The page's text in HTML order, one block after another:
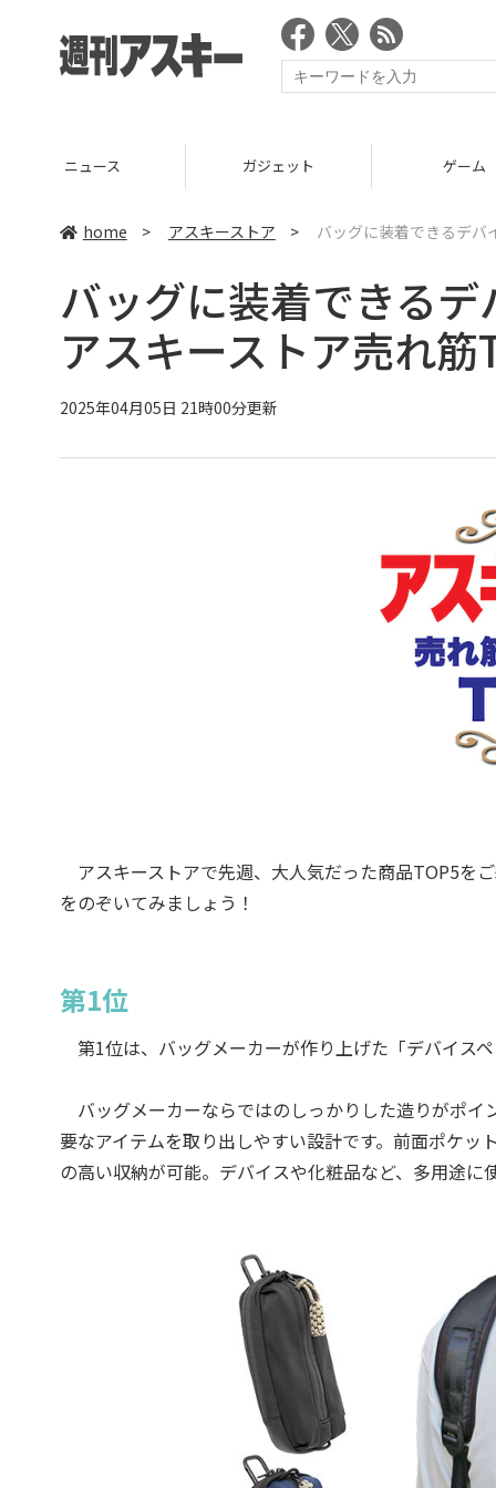
ニュース ガジェット ゲーム
home > アスキーストア > バッグに装着できるデバ
バッグに装着できる
アスキーストア売れ筋
2025年04月05日 21時00分更新
アスキーストアで先週、大人気だった商品TOP5を
をのぞいてみましょう！
第1位
第1位は、バッグメーカーが作り上げた「デバイス
バッグメーカーならではのしっかりした造りがポ
要なアイテムを取り出しやすい設計です。前面ポケ
の高い収納が可能。デバイスや化粧品など、多用途